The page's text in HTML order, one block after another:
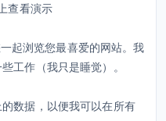
查看演示
起浏览您最喜爱的网站。我
工作（我只是睡觉）。
数据，以便我可以在所有